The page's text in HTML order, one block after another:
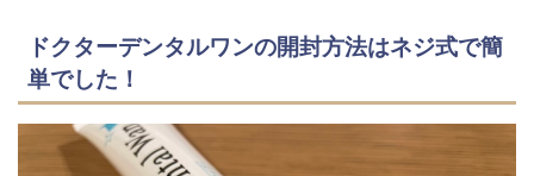
ドクターデンタルワンの開封方法はネジ式で簡
単でした！